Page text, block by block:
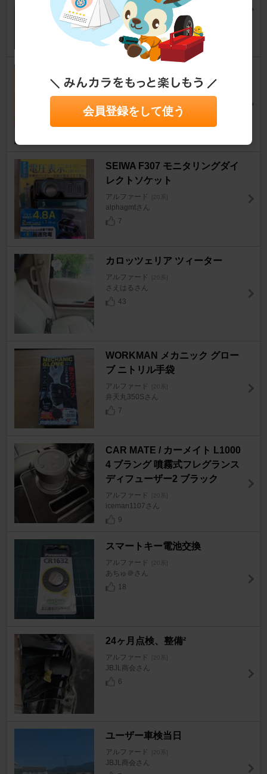
アルファード [20系]
ひらふぁーどさん
0
圧センサー
zooyork.laさん
9
SEIWA F307 モニタリングダイ
レクトソケット
アルファード [20系]
alphagmtさん
7
カロッツェリア ツィーター
アルファード [20系]
さえはるさん
43
WORKMAN メカニック グロー
ブ ニトリル手袋
アルファード [20系]
弁天丸350Sさん
7
CAR MATE / カーメイト L1000
4 ブラング 噴霧式フレグランス
ディフューザー2 ブラック
アルファード [20系]
iceman1107さん
9
スマートキー電池交換
アルファード [20系]
あちゅ＠さん
18
24ヶ月点検、整備²
アルファード [20系]
JBJL商会さん
6
ユーザー車検当日
アルファード [20系]
JBJL商会さん
会員登録をして使う